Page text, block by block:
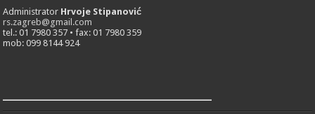
Administrator Hrvoje Stipanović
rs.zagreb@gmail.com
tel.: 01 7980 357 • fax: 01 7980 359
mob: 099 8144 924
___________________________